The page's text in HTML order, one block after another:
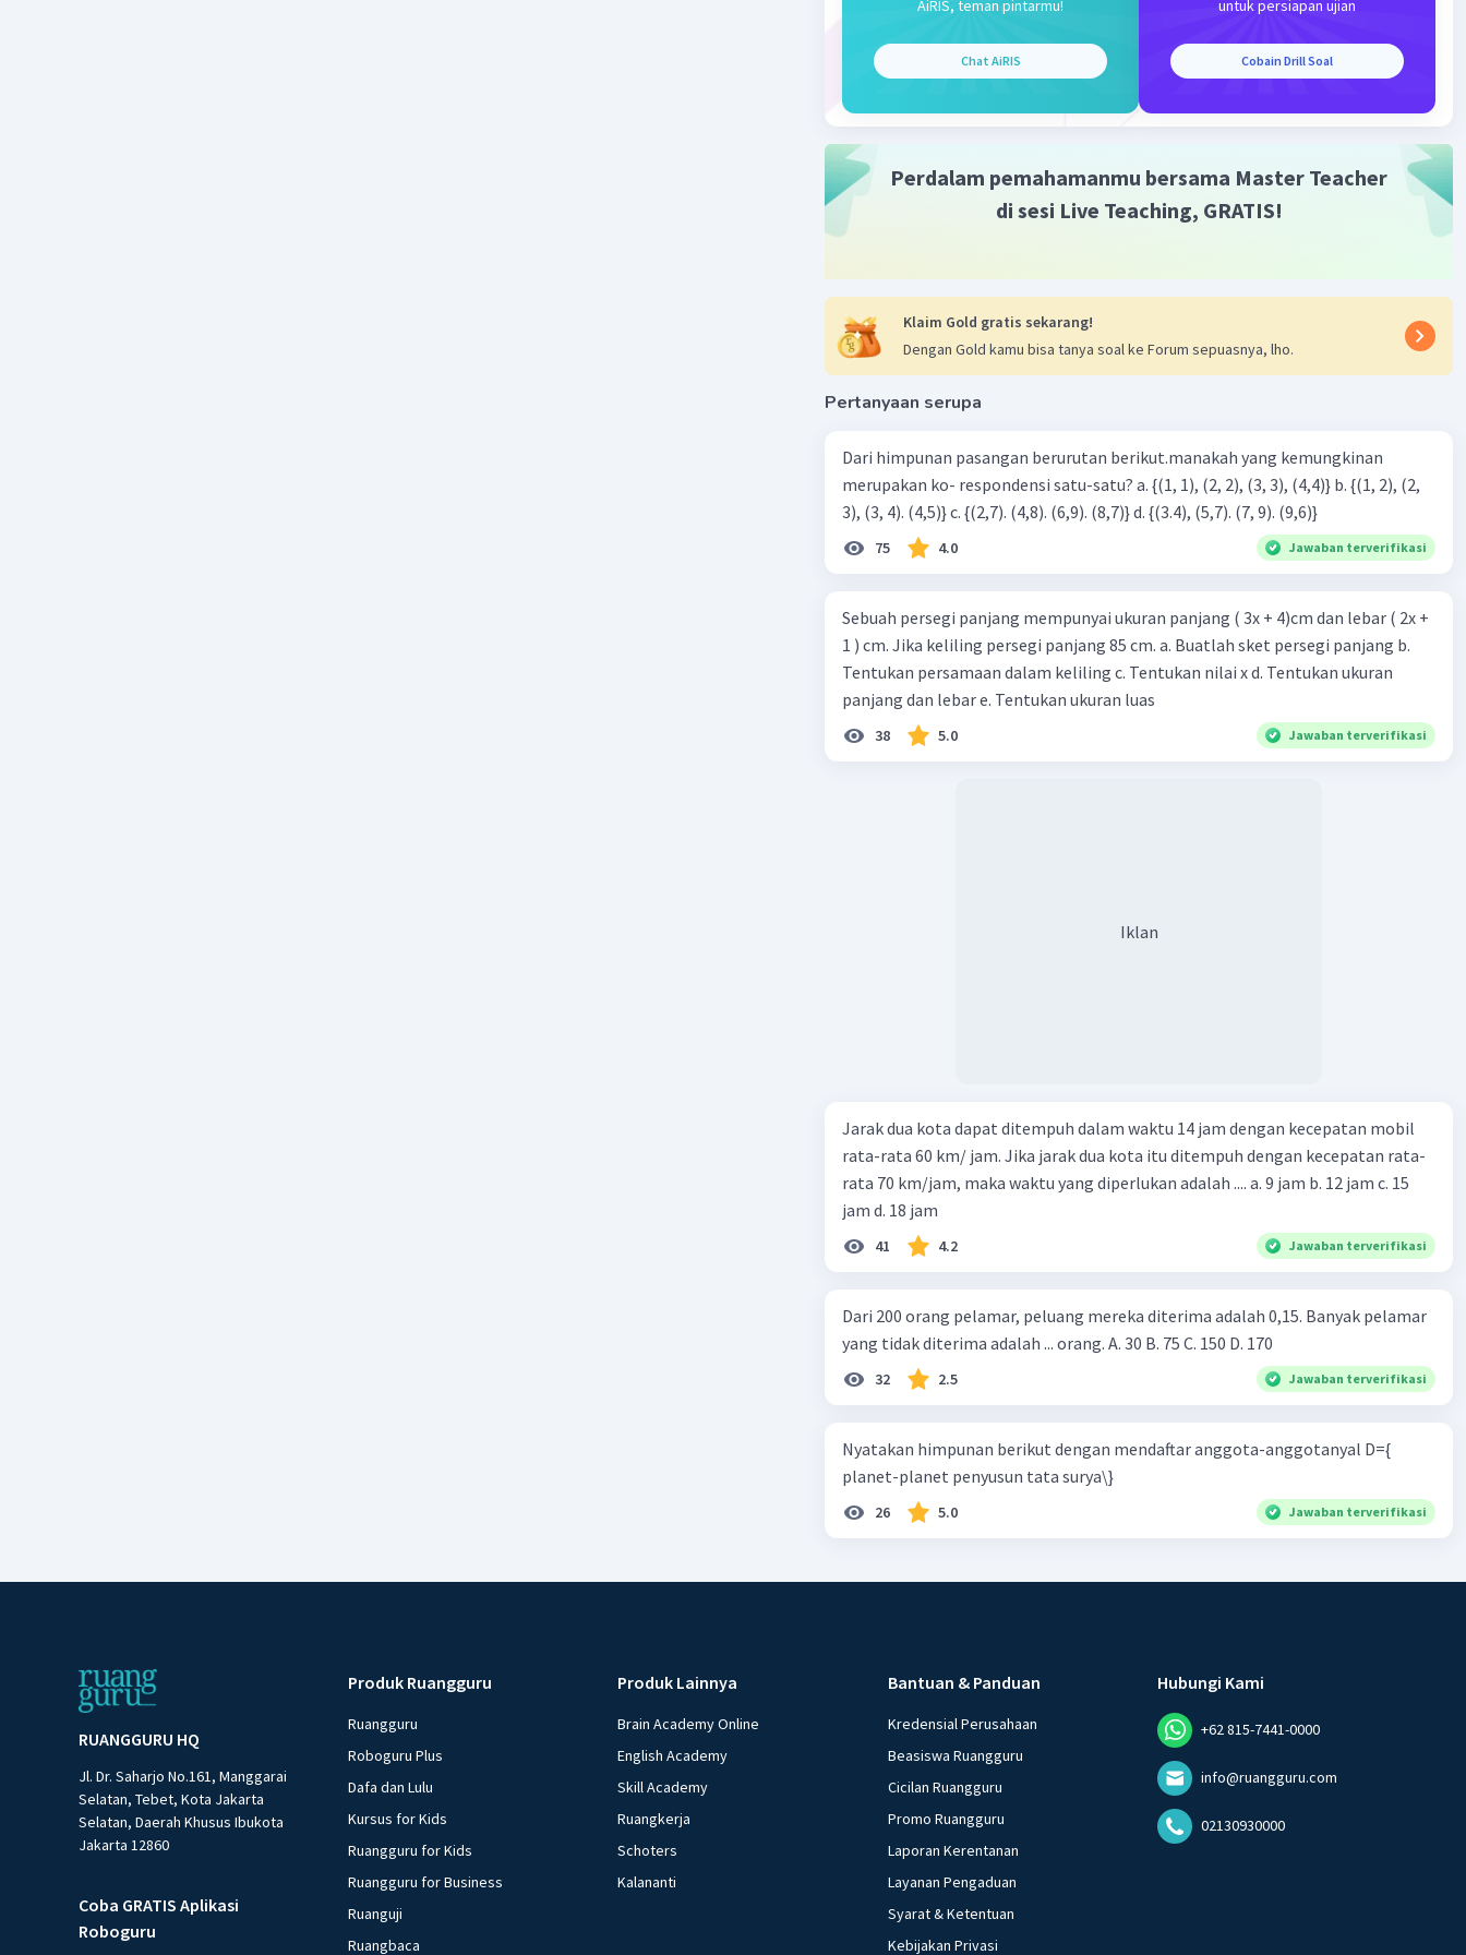
Beri Rating·5.0(1)
Iklan
AiRIS, teman pintarmu!
Chat AiRIS
untuk persiapan ujian
Cobain Drill Soal
Perdalam pemahamanmu bersama Master Teacher
di sesi Live Teaching, GRATIS!
Klaim Gold gratis sekarang!
Dengan Gold kamu bisa tanya soal ke Forum sepuasnya, lho.
Pertanyaan serupa
Dari himpunan pasangan berurutan berikut.manakah yang kemungkinan
merupakan ko- respondensi satu-satu? a. {(1, 1), (2, 2), (3, 3), (4,4)} b. {(1, 2), (2,
3), (3, 4). (4,5)} c. {(2,7). (4,8). (6,9). (8,7)} d. {(3.4), (5,7). (7, 9). (9,6)}
75 4.0 Jawaban terverifikasi
Sebuah persegi panjang mempunyai ukuran panjang ( 3x + 4)cm dan lebar ( 2x +
1 ) cm. Jika keliling persegi panjang 85 cm. a. Buatlah sket persegi panjang b.
Tentukan persamaan dalam keliling c. Tentukan nilai x d. Tentukan ukuran
panjang dan lebar e. Tentukan ukuran luas
38 5.0 Jawaban terverifikasi
Iklan
Jarak dua kota dapat ditempuh dalam waktu 14 jam dengan kecepatan mobil
rata-rata 60 km/ jam. Jika jarak dua kota itu ditempuh dengan kecepatan rata-
rata 70 km/jam, maka waktu yang diperlukan adalah .... a. 9 jam b. 12 jam c. 15
jam d. 18 jam
41 4.2 Jawaban terverifikasi
Dari 200 orang pelamar, peluang mereka diterima adalah 0,15. Banyak pelamar
yang tidak diterima adalah ... orang. A. 30 B. 75 C. 150 D. 170
32 2.5 Jawaban terverifikasi
Nyatakan himpunan berikut dengan mendaftar anggota-anggotanyal D={
planet-planet penyusun tata surya\}
26 5.0 Jawaban terverifikasi
RUANGGURU HQ
Jl. Dr. Saharjo No.161, Manggarai
Selatan, Tebet, Kota Jakarta
Selatan, Daerah Khusus Ibukota
Jakarta 12860
Coba GRATIS Aplikasi
Roboguru
Produk Ruangguru
Ruangguru
Roboguru Plus
Dafa dan Lulu
Kursus for Kids
Ruangguru for Kids
Ruangguru for Business
Ruanguji
Ruangbaca
Produk Lainnya
Brain Academy Online
English Academy
Skill Academy
Ruangkerja
Schoters
Kalananti
Bantuan & Panduan
Kredensial Perusahaan
Beasiswa Ruangguru
Cicilan Ruangguru
Promo Ruangguru
Laporan Kerentanan
Layanan Pengaduan
Syarat & Ketentuan
Kebijakan Privasi
Hubungi Kami
+62 815-7441-0000
info@ruangguru.com
02130930000